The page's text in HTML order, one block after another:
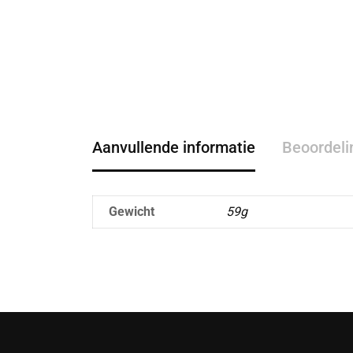
Aanvullende informatie
Gewicht 59g